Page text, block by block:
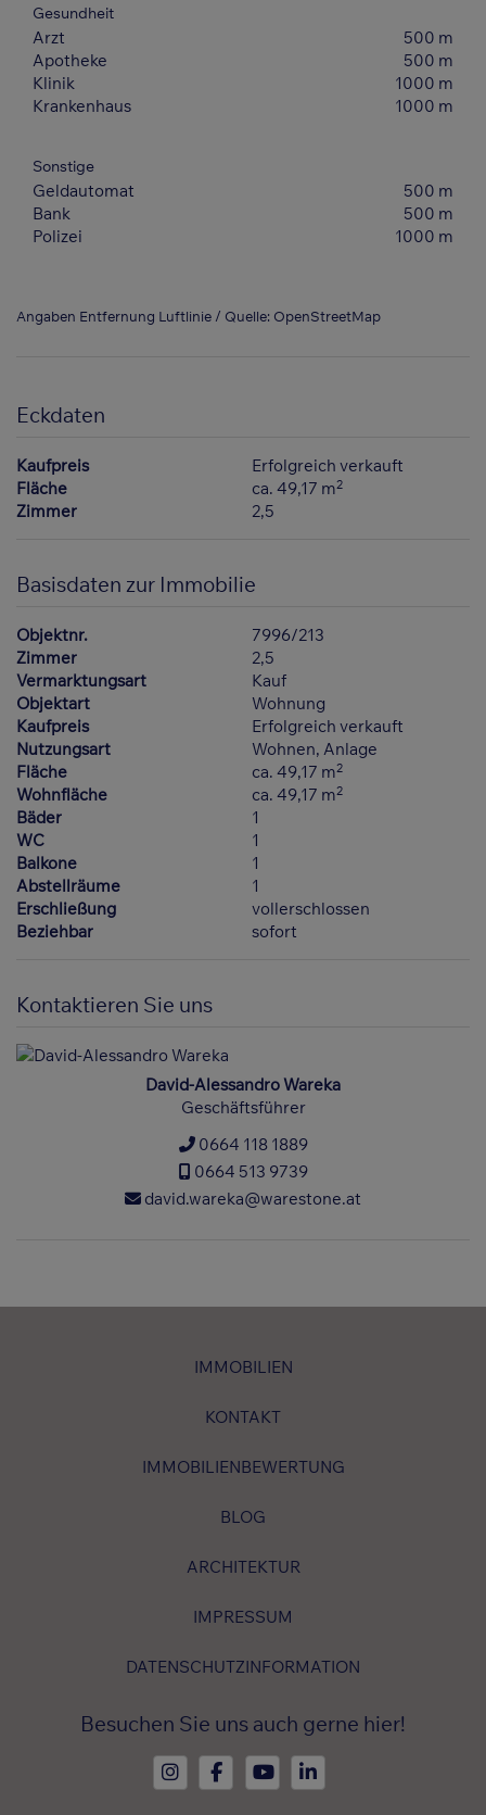
Gesundheit
Arzt
500 m
Apotheke
500 m
Klinik
1000 m
Krankenhaus
1000 m
Sonstige
Geldautomat
500 m
Bank
500 m
Polizei
1000 m
Angaben Entfernung Luftlinie / Quelle: OpenStreetMap
Eckdaten
Kaufpreis
Erfolgreich verkauft
Fläche
ca. 49,17 m2
Zimmer 2,5
Basisdaten zur Immobilie
Objektnr.
7996/213
Zimmer
2,5
Vermarktungsart
Kauf
Objektart
Wohnung
Kaufpreis
Erfolgreich verkauft
Nutzungsart
Wohnen Anlage
Fläche
ca. 49,17 m2
Wohnfläche ca. 49,17 m2
Bäder
1
WC
1
Balkone
1
Abstellräume
1
Erschließung
vollerschlossen
Beziehbar
sofort
Kontaktieren Sie uns
David-Alessandro Wareka
Geschäftsführer
0664 118 1889
0664 513 9739
david.wareka@warestone.at
IMMOBILIEN
KONTAKT
IMMOBILIENBEWERTUNG
BLOG
ARCHITEKTUR
IMPRESSUM
DATENSCHUTZINFORMATION
Besuchen Sie uns auch gerne hier!